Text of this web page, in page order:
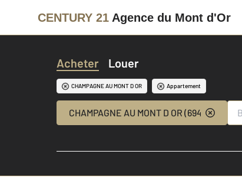
CENTURY 21 Agence du Mont d'Or
Acheter Louer
CHAMPAGNE AU MONT D OR Appartement
CHAMPAGNE AU MONT D OR (69410)